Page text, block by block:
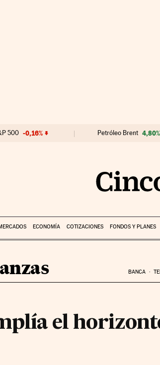
500 -0,16% Petróleo Brent 4,80%
ECONOMÍA COTIZACIONES FONDOS Y PLANES
BANCA
el